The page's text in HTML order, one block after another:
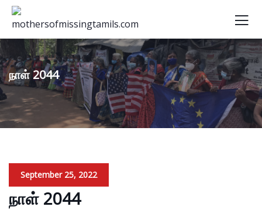
நாள் 2044
September 25, 2022
நாள் 2044